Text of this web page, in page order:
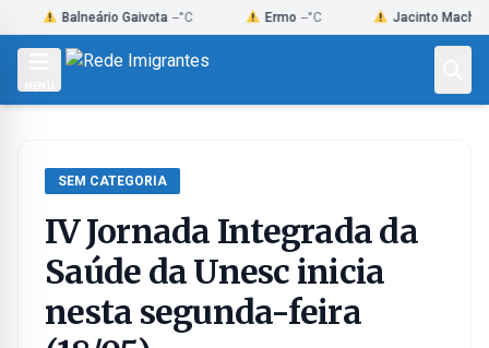
to
Balneário Gaivota --°C Ermo --°C Jacinto Machado --°C
SEM CATEGORIA
IV Jornada Integrada da
Saúde da Unesc inicia
nesta segunda-feira